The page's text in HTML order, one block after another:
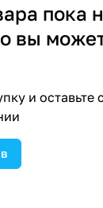
пока
вы
и оставьте